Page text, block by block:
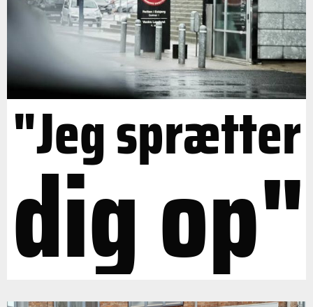
"Jeg sprætter
dig op"